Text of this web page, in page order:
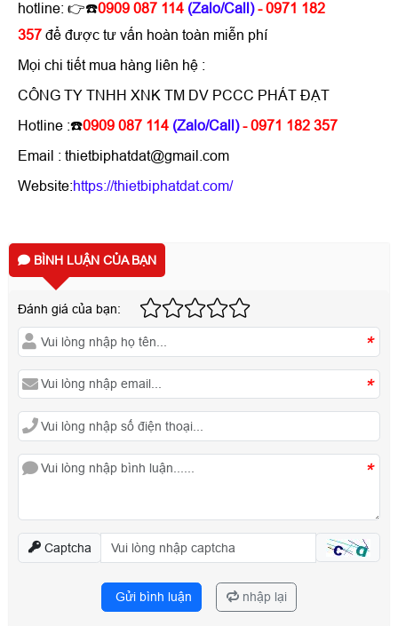
hotline: 👉☎️0909 087 114 (Zalo/Call) - 0971 182
357 để được tư vấn hoàn toàn miễn phí
Mọi chi tiết mua hàng liên hệ :
CÔNG TY TNHH XNK TM DV PCCC PHÁT ĐẠT
Hotline :☎️0909 087 114 (Zalo/Call) - 0971 182 357
Email : thietbiphatdat@gmail.com
Website:https://thietbiphatdat.com/
BÌNH LUẬN CỦA BẠN
Đánh giá của bạn:
*
*
*
Captcha
Gửi bình luận nhập lại